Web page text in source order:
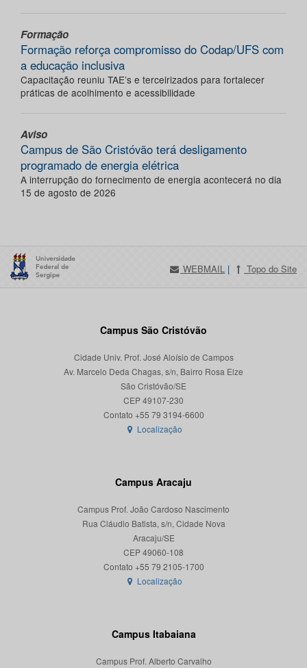
Formação
Formação reforça compromisso do Codap/UFS com
a educação inclusiva
Capacitação reuniu TAE’s e terceirizados para fortalecer
práticas de acolhimento e acessibilidade
Aviso
Campus de São Cristóvão terá desligamento
programado de energia elétrica
A interrupção do fornecimento de energia acontecerá no dia
15 de agosto de 2026
WEBMAIL | Topo do Site
Campus São Cristóvão
Cidade Univ. Prof. José Aloísio de Campos
Av. Marcelo Deda Chagas, s/n, Bairro Rosa Elze
São Cristóvão/SE
CEP 49107-230
Localização
Campus Aracaju
Campus Prof. João Cardoso Nascimento
Rua Cláudio Batista, s/n, Cidade Nova
Aracaju/SE
CEP 49060-108
Localização
Campus Itabaiana
Campus Prof. Alberto Carvalho